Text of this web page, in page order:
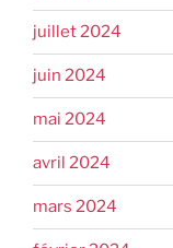
juillet 2024
juin 2024
mai 2024
avril 2024
mars 2024